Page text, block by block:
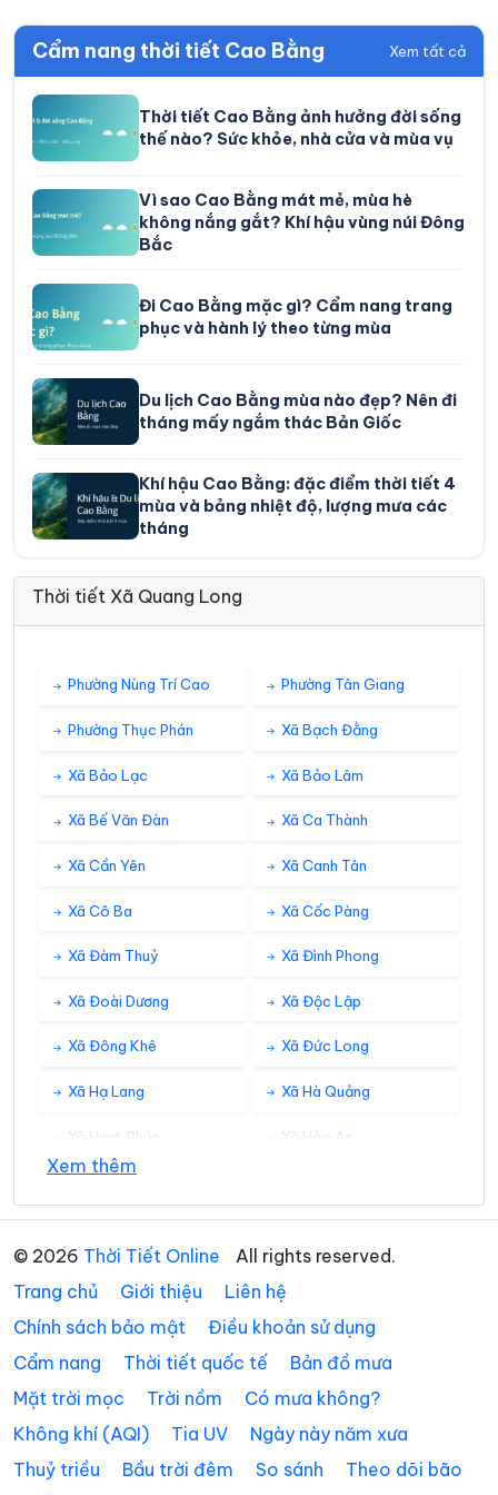
Cẩm nang thời tiết Cao Bằng Xem tất cả
Thời tiết Cao Bằng ảnh hưởng đời sống
thế nào? Sức khỏe, nhà cửa và mùa vụ
Vì sao Cao Bằng mát mẻ, mùa hè
không nắng gắt? Khí hậu vùng núi Đông
Bắc
Đi Cao Bằng mặc gì? Cẩm nang trang
phục và hành lý theo từng mùa
Du lịch Cao Bằng mùa nào đẹp? Nên đi
tháng mấy ngắm thác Bản Giốc
Khí hậu Cao Bằng: đặc điểm thời tiết 4
mùa và bảng nhiệt độ, lượng mưa các
tháng
Thời tiết Xã Quang Long
Phường Nùng Trí Cao Phường Tân Giang
Phường Thục Phán Xã Bạch Đằng
Xã Bảo Lạc Xã Bảo Lâm
Xã Bế Văn Đàn Xã Ca Thành
Xã Cần Yên Xã Canh Tân
Xã Cô Ba Xã Cốc Pàng
Xã Đàm Thuỷ Xã Đình Phong
Xã Đoài Dương Xã Độc Lập
Xã Đông Khê Xã Đức Long
Xã Hạ Lang Xã Hà Quảng
Xã Hạnh Phúc Xã Hòa An
Xã Lý Bôn
Xã Lý Quốc Xã Minh Khai
Xã Minh Tâm Xã Nam Quang
Xã Nam Tuấn Xã Nguyên Bình
Xem thêm
© 2026 Thời Tiết Online
All rights reserved.
Trang chủ
Giới thiệu
Liên hệ
Chính sách bảo mật
Điều khoản sử dụng
Cẩm nang
Thời tiết quốc tế
Bản đồ mưa
Mặt trời mọc
Trời nồm
Có mưa không?
Không khí (AQI)
Tia UV
Ngày này năm xưa
Thuỷ triều
Bầu trời đêm So sánh
Theo dõi bão